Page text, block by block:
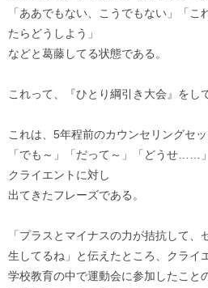
「ああでもない、こうでもない」「こ
たらどうしよう」
などと葛藤してる状態である。
これって、『ひとり綱引き大会』をし
これは、5年程前のカウンセリングセッ
「でも～」「だって～」「どうせ
クライエントに対し
出てきたフレーズである。
「プラスとマイナスの力が拮抗して
生してるね」と伝えたところ、クライ
学校教育の中で運動会に参加したこと